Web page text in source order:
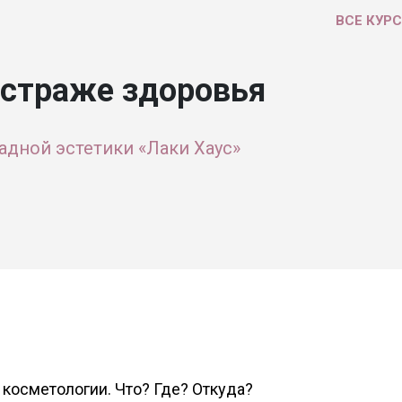
ВСЕ
здоровья
эстетики «Лаки Хаус»
Что? Где? Откуда?